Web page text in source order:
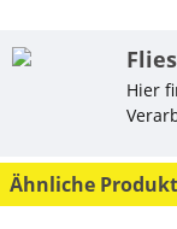
Hier
Ähnliche